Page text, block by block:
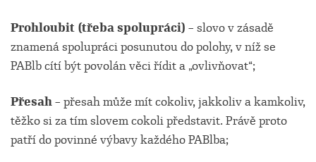
Prohloubit (třeba spolupráci) – slovo v zásadě
znamená spolupráci posunutou do polohy, v níž se
PABlb cítí být povolán věci řídit a „ovlivňovat“;
Přesah– přesah může mít cokoliv, jakkoliv a kamkoliv,
těžko si za tím slovem cokoli představit. Právě proto
patří do povinné výbavy každého PABlba;